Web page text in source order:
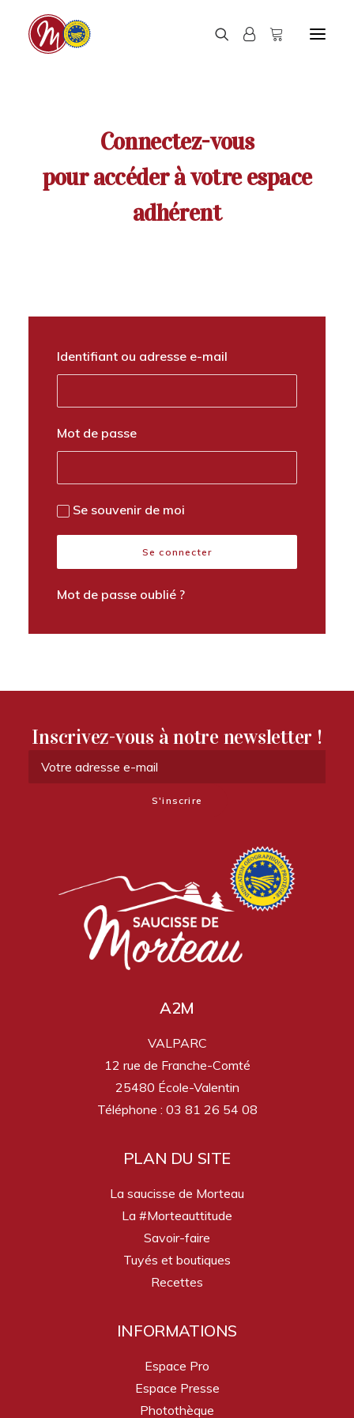
Connectez-vous
pour accéder à votre espace
adhérent
Identifiant ou adresse e-mail
Mot de passe
Se souvenir de moi
Mot de passe oublié ?
Inscrivez-vous à notre newsletter !
A2M
VALPARC
12 rue de Franche-Comté
25480 École-Valentin
Téléphone : 03 81 26 54 08
PLAN DU SITE
La saucisse de Morteau
La #Morteauttitude
Savoir-faire
Tuyés et boutiques
Recettes
INFORMATIONS
Espace Pro
Espace Presse
Photothèque